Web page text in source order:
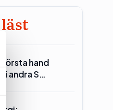
första hand
i andra S…